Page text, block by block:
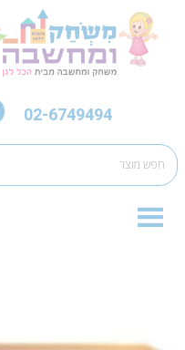
02-6749494